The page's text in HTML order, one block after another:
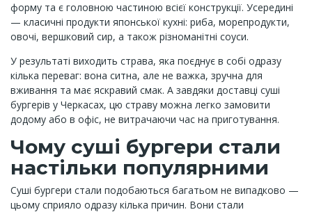
форму та є головною частиною всієї конструкції. Усередині
— класичні продукти японської кухні: риба, морепродукти,
овочі, вершковий сир, а також різноманітні соуси.
У результаті виходить страва, яка поєднує в собі одразу
кілька переваг: вона ситна, але не важка, зручна для
вживання та має яскравий смак. А завдяки доставці суші
бургерів у Черкасах, цю страву можна легко замовити
додому або в офіс, не витрачаючи час на приготування.
Чому суші бургери стали
настільки популярними
Суші бургери стали подобаються багатьом не випадково —
цьому сприяло одразу кілька причин. Вони стали